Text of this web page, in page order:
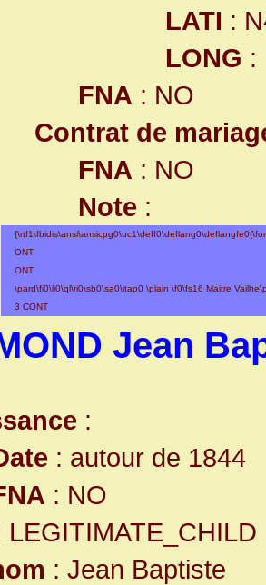
LATI :
LONG :
FNA : NO
Contrat de
FNA : NO
Note :
ONT
ONT
\pard\fi0\li0\ql\ri0\sb0\sa0\itap0 \plain \f0\fs16 Maitre
3 CONT
Jean
:
: autour de 1844
: NO
LEGITIMATE_CHILD
: Jean Baptiste